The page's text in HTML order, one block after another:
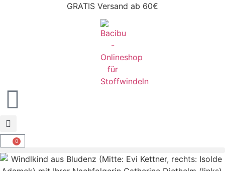
GRATIS Versand ab 60€
0